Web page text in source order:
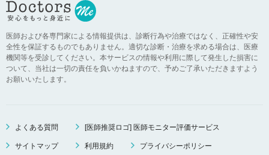
医師および各専門家による情報提供は、診断行為や治療ではなく、正確性や安
全性を保証するものでもありません。適切な診断・治療を求める場合は、医療
機関等を受診してください。本サービスの情報や利用に際して発生した損害に
ついて、当社は一切の責任を負いかねますので、予めご了承いただきますよう
お願いいたします。
よくある質問 [医師推奨ロゴ] 医師モニター評価サービス
サイトマップ 利用規約 プライバシーポリシー